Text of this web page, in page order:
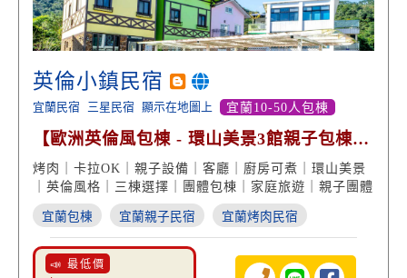
英倫小鎮民宿
宜蘭民宿 三星民宿 顯示在地圖上 宜蘭10-50人包棟
【歐洲英倫風包棟 - 環山美景3館親子包棟民
宿】
烤肉｜卡拉OK｜親子設備｜客廳｜廚房可煮｜環山美景
｜英倫風格｜三棟選擇｜團體包棟｜家庭旅遊｜親子團體
宜蘭包棟 宜蘭親子民宿 宜蘭烤肉民宿
📣 最低價